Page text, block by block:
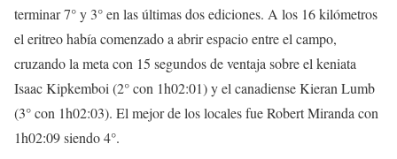
terminar 7° y 3° en las últimas dos ediciones. A los 16 kilómetros
el eritreo había comenzado a abrir espacio entre el campo,
cruzando la meta con 15 segundos de ventaja sobre el keniata
Isaac Kipkemboi (2° con 1h02:01) y el canadiense Kieran Lumb
(3° con 1h02:03). El mejor de los locales fue Robert Miranda con
1h02:09 siendo 4°.